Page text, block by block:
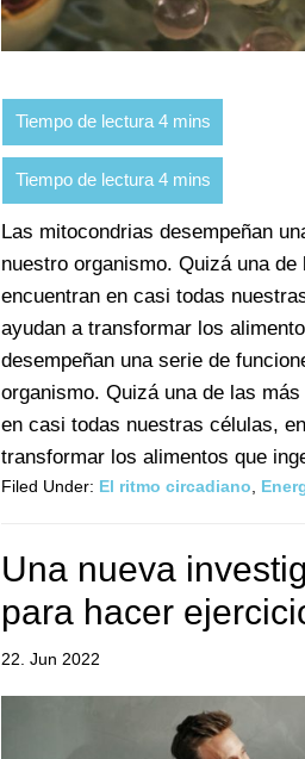
Las mitocondrias desempeñan
nuestro organismo. Quizá una
encuentran en casi todas
ayudan a transformar los
desempeñan una serie de
organismo. Quizá una de las
en casi todas nuestras células,
transformar los alimentos que
Filed Under: El ritmo circadiano
Una nueva
para hacer
22. Jun 2022